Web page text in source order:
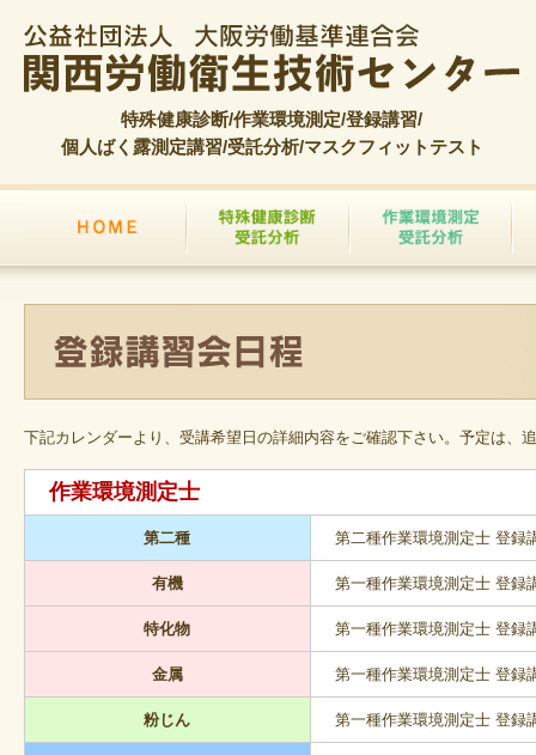
特殊健康診断/作業環境測定/登録講習/
個人ばく露測定講習/受託分析/マスクフィットテスト
下記カレンダーより、受講希望日の詳細内容をご確認下さい。予定は、
作業環境測定士
第二種 第二種作業環境測定士 登録
有機 第一種作業環境測定士 登録
特化物 第一種作業環境測定士 登録
金属 第一種作業環境測定士 登録
粉じん 第一種作業環境測定士 登録